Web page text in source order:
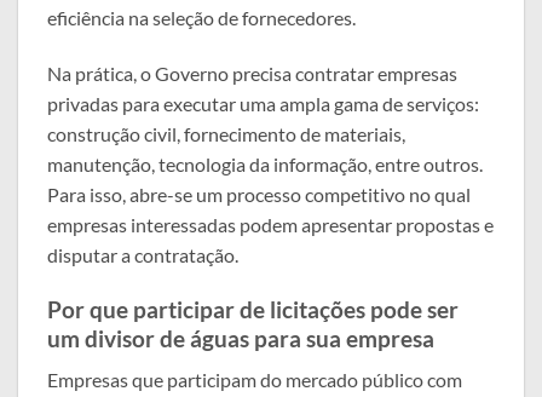
eficiência na seleção de fornecedores.
Na prática, o Governo precisa contratar empresas
privadas para executar uma ampla gama de serviços:
construção civil, fornecimento de materiais,
manutenção, tecnologia da informação, entre outros.
Para isso, abre-se um processo competitivo no qual
empresas interessadas podem apresentar propostas e
disputar a contratação.
Por que participar de licitações pode ser
um divisor de águas para sua empresa
Empresas que participam do mercado público com